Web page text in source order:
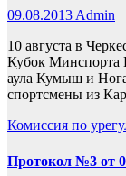
09.08.2013Admin
10 августа в
Кубок Минспорта
аула Кумыш и
спортсмены из
Комиссия по
Протокол №3 от